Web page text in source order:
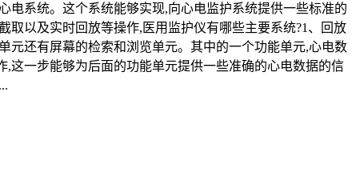
电系统。这个系统能够实现,向心电监护系统提供一些标准的
以及实时回放等操作,医用监护仪有哪些主要系统?1、回放
元还有屏幕的检索和浏览单元。其中的一个功能单元,心电数
这一步能够为后面的功能单元提供一些准确的心电数据的信